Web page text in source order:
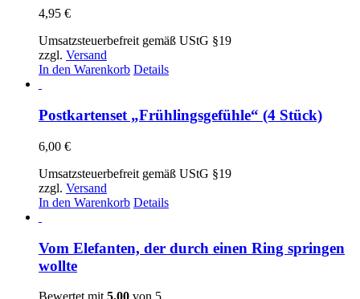
4,95 €
Umsatzsteuerbefreit gemäß UStG §19
zzgl. Versand
In den Warenkorb Details
Postkartenset „Frühlingsgefühle“ (4 Stück)
6,00 €
Umsatzsteuerbefreit gemäß UStG §19
zzgl. Versand
In den Warenkorb Details
Vom Elefanten, der durch einen Ring springen
wollte